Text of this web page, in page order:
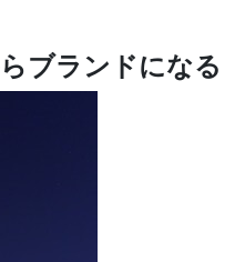
ブランドになる